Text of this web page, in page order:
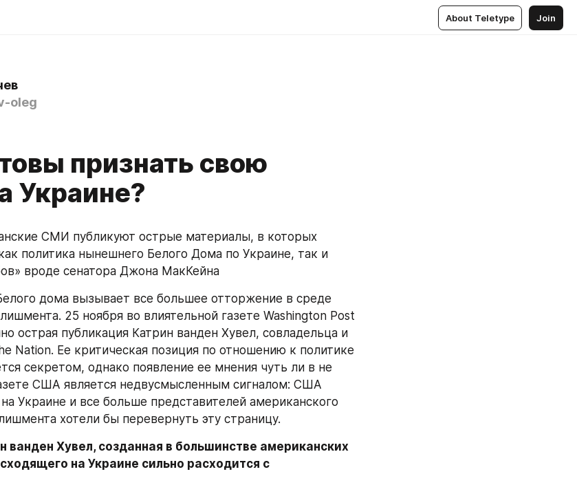
About Teletype Join
oleg
признать свою
Украине?
СМИ публикуют острые материалы, в которых
политика нынешнего Белого Дома по Украине, так и
вроде сенатора Джона МакКейна
дома вызывает все большее отторжение в среде
25 ноября во влиятельной газете Washington Post
острая публикация Катрин ванден Хувел, совладельца и
Nation. Ее критическая позиция по отношению к политике
секретом, однако появление ее мнения чуть ли в не
США является недвусмысленным сигналом: США
Украине и все больше представителей американского
хотели бы перевернуть эту страницу.
ванден Хувел, созданная в большинстве американских
на Украине сильно расходится с